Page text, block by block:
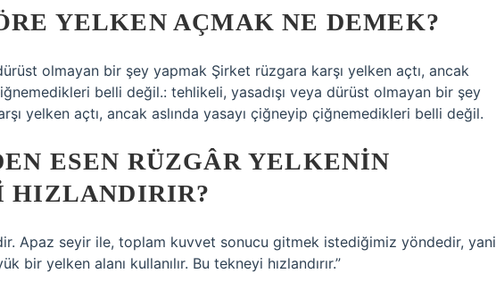
YELKEN AÇMAK NE DEMEK?
olmayan bir şey yapmak Şirket rüzgara karşı yelken açtı, ancak
belli değil.: tehlikeli, yasadışı veya dürüst olmayan bir şey
yelken açtı, ancak aslında yasayı çiğneyip çiğnemedikleri belli değil.
ESEN RÜZGÂR YELKENIN
HIZLANDIRIR?
Apaz seyir ile, toplam kuvvet sonucu gitmek istediğimiz yöndedir, yani
bir yelken alanı kullanılır. Bu tekneyi hızlandırır.”